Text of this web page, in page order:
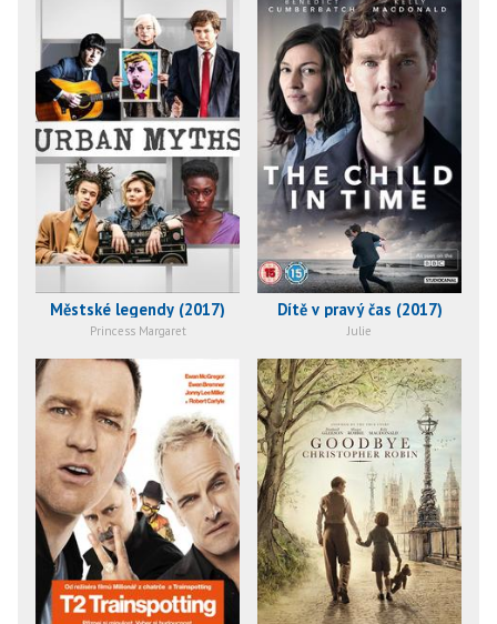
Městské legendy (2017)
Princess Margaret
Dítě v pravý čas (2017)
Julie